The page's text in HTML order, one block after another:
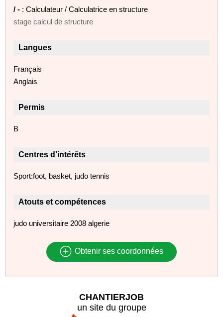
/ - : Calculateur / Calculatrice en structure
stage calcul de structure
Langues
Français
Anglais
Permis
B
Centres d'intérêts
Sport:foot, basket, judo tennis
Atouts et compétences
judo universitaire 2008 algerie
Obtenir ses coordonnées
CHANTIERJOB
un site du groupe